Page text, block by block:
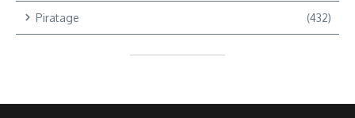
Piratage (432)